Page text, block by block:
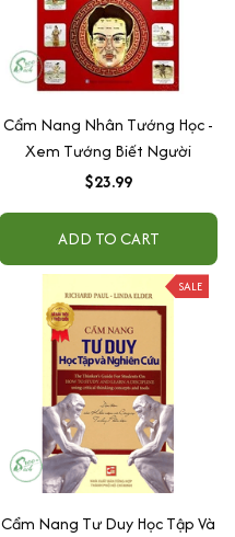
Cẩm Nang Nhân Tướng Học -
Xem Tướng Biết Người
$23.99
ADD TO CART
SALE
Cẩm Nang Tư Duy Học Tập Và